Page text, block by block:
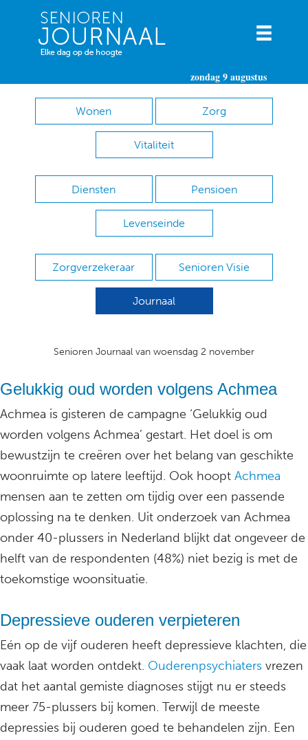
zondag 9 augustus
Wonen Zorg
Vitaliteit
Diensten Pensioen
Levenseinde
Zorgverzekeraar Senioren Visie
Journaal
Senioren Journaal van woensdag 2 november
Gelukkig oud worden volgens Achmea
Achmea is gisteren de campagne ‘Gelukkig oud
worden volgens Achmea’ gestart. Het doel is om
bewustzijn te creëren over het belang van geschikte
woonruimte op latere leeftijd. Ook hoopt Achmea
mensen aan te zetten om tijdig over een passende
oplossing na te denken. Uit onderzoek van Achmea
onder 40-plussers in Nederland blijkt dat ongeveer de
helft van de respondenten (48%) niet bezig is met de
toekomstige woonsituatie.
Depressieve ouderen verpieteren
Eén op de vijf ouderen heeft depressieve klachten, die
vaak laat worden ontdekt. Ouderenpsychiaters vrezen
dat het aantal gemiste diagnoses stijgt nu er steeds
meer 75-plussers bij komen. Terwijl de meeste
depressies bij ouderen goed te behandelen zijn. Een